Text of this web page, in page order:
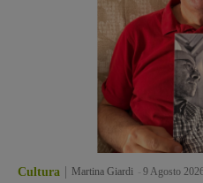
Cultura Martina Giardi 9 Agosto